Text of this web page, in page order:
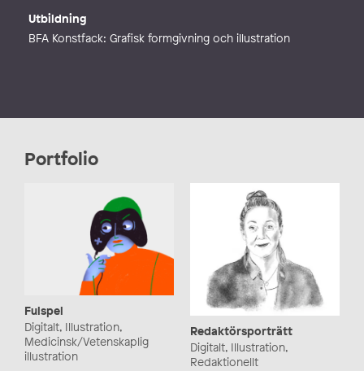
Utbildning
BFA Konstfack: Grafisk formgivning och illustration
Portfolio
Fulspel
Digitalt, Illustration,
Medicinsk/Vetenskaplig
illustration
Redaktörsporträtt
Digitalt, Illustration,
Redaktionellt